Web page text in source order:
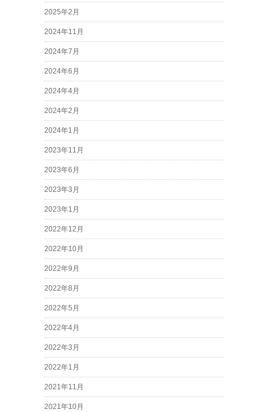
2025年2月
2024年11月
2024年7月
2024年6月
2024年4月
2024年2月
2024年1月
2023年11月
2023年6月
2023年3月
2023年1月
2022年12月
2022年10月
2022年9月
2022年8月
2022年5月
2022年4月
2022年3月
2022年1月
2021年11月
2021年10月